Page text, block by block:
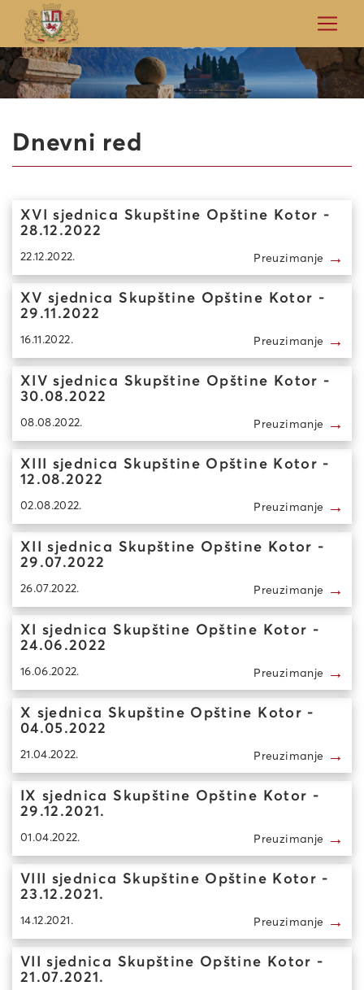
Dnevni red
XVI sjednica Skupštine Opštine Kotor -
28.12.2022
22.12.2022. Preuzimanje →
XV sjednica Skupštine Opštine Kotor -
29.11.2022
16.11.2022. Preuzimanje →
XIV sjednica Skupštine Opštine Kotor -
30.08.2022
08.08.2022. Preuzimanje →
XIII sjednica Skupštine Opštine Kotor -
12.08.2022
02.08.2022. Preuzimanje →
XII sjednica Skupštine Opštine Kotor -
29.07.2022
26.07.2022. Preuzimanje →
XI sjednica Skupštine Opštine Kotor -
24.06.2022
16.06.2022. Preuzimanje →
X sjednica Skupštine Opštine Kotor -
04.05.2022
21.04.2022. Preuzimanje →
IX sjednica Skupštine Opštine Kotor -
29.12.2021.
01.04.2022. Preuzimanje →
VIII sjednica Skupštine Opštine Kotor -
23.12.2021.
14.12.2021. Preuzimanje →
VII sjednica Skupštine Opštine Kotor -
21.07.2021.